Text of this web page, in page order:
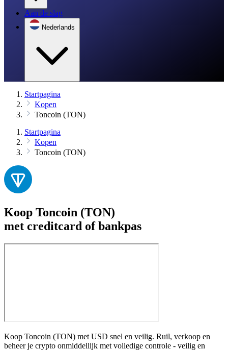
Aan de slag
Nederlands
Startpagina
Kopen
Toncoin (TON)
Startpagina
Kopen
Toncoin (TON)
Koop Toncoin (TON)
met creditcard of bankpas
Koop Toncoin (TON) met USD snel en veilig. Ruil, verkoop en
beheer je crypto onmiddellijk met volledige controle - veilig en